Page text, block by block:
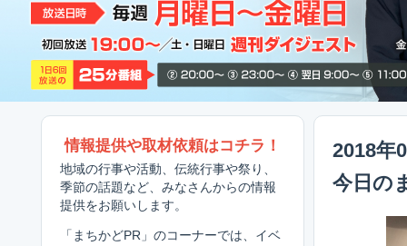
2018年
今日の
情報提供や取材依頼はコチラ！
地域の行事や活動、伝統行事や祭り、
季節の話題など、みなさんからの情報
提供をお願いします。
「まちかどPR」のコーナーでは、イベ